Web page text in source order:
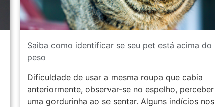
Saiba como identificar se seu pet está acima do
peso
Dificuldade de usar a mesma roupa que cabia
anteriormente, observar-se no espelho, perceber
uma gordurinha ao se sentar. Alguns indícios nos